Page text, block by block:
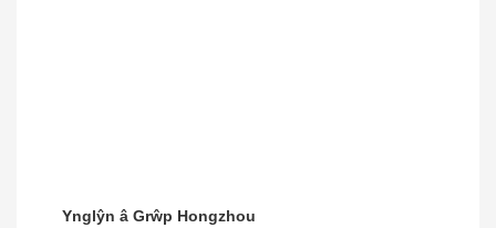
Ynglŷn â Grŵp Hongzhou